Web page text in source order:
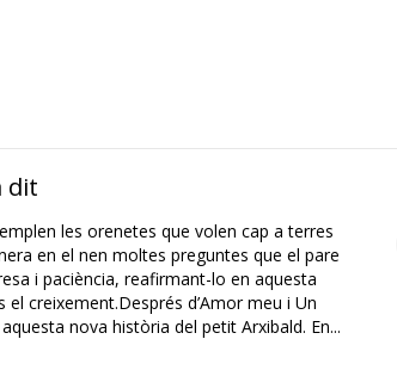
dit
les orenetes que volen cap a terres
en el nen moltes preguntes que el pare
i paciència, reafirmant-lo en aquesta
el creixement.Després d’Amor meu i Un
nova història del petit Arxibald. En...